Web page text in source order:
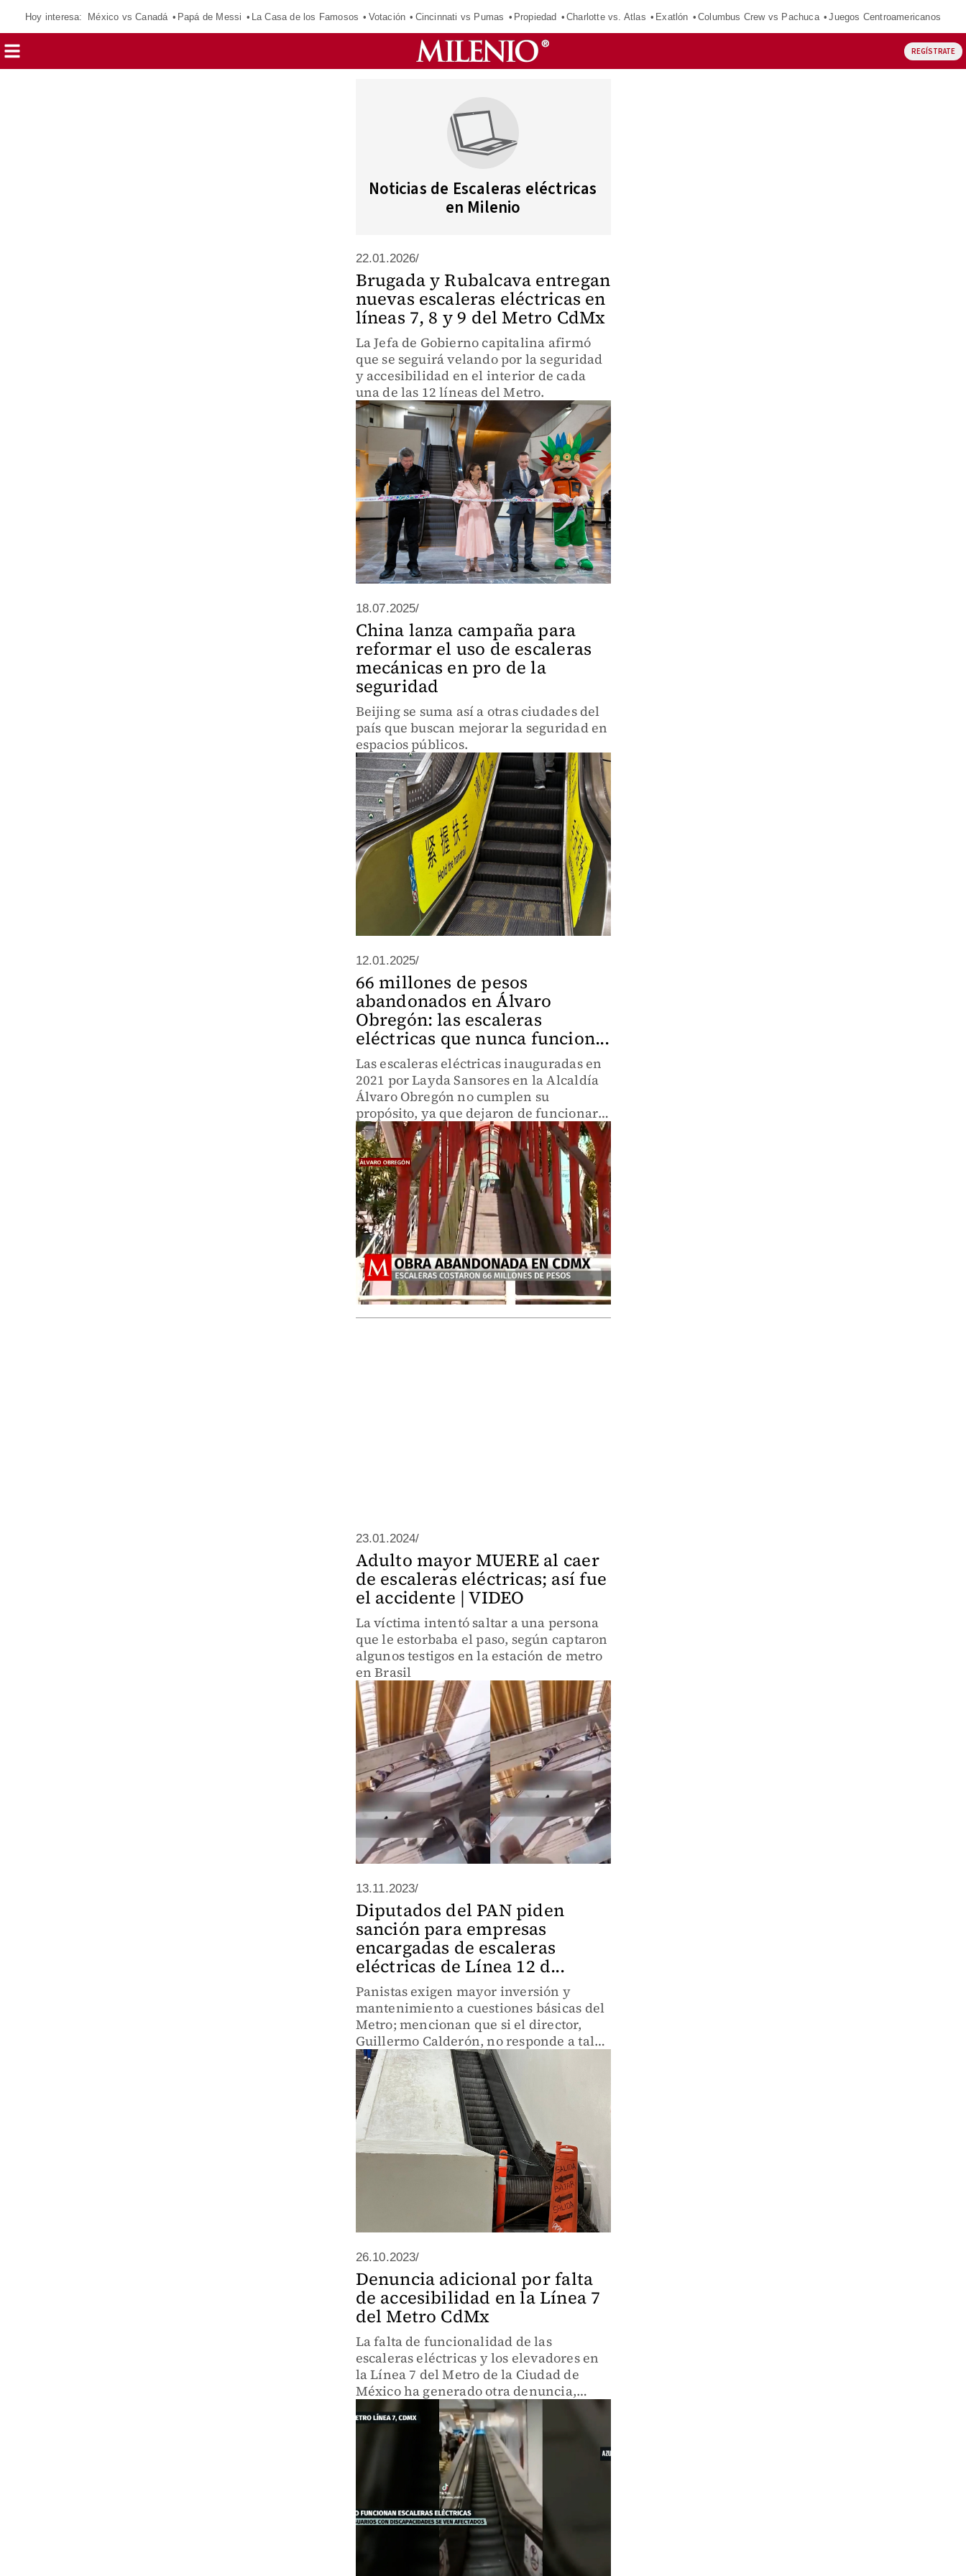
Hoy interesa: México vs Canadá Papá de Messi La Casa de los Famosos Votación Cincinnati vs Pumas Propiedad Charlotte vs. Atlas Exatlón Columbus Crew vs Pachuca Juegos Centroamericanos
REGÍSTRATE
Noticias de Escaleras eléctricas
en Milenio
22.01.2026/
Brugada y Rubalcava entregan
nuevas escaleras eléctricas en
líneas 7, 8 y 9 del Metro CdMx
La Jefa de Gobierno capitalina afirmó
que se seguirá velando por la seguridad
y accesibilidad en el interior de cada
una de las 12 líneas del Metro.
18.07.2025/
China lanza campaña para
reformar el uso de escaleras
mecánicas en pro de la
seguridad
Beijing se suma así a otras ciudades del
país que buscan mejorar la seguridad en
espacios públicos.
12.01.2025/
66 millones de pesos
abandonados en Álvaro
Obregón: las escaleras
eléctricas que nunca funcion...
Las escaleras eléctricas inauguradas en
2021 por Layda Sansores en la Alcaldía
Álvaro Obregón no cumplen su
propósito, ya que dejaron de funcionar
poco después de su instalación, con 66
millones de pesos invertidos en vano.
23.01.2024/
Adulto mayor MUERE al caer
de escaleras eléctricas; así fue
el accidente | VIDEO
La víctima intentó saltar a una persona
que le estorbaba el paso, según captaron
algunos testigos en la estación de metro
en Brasil
13.11.2023/
Diputados del PAN piden
sanción para empresas
encargadas de escaleras
eléctricas de Línea 12 d...
Panistas exigen mayor inversión y
mantenimiento a cuestiones básicas del
Metro; mencionan que si el director,
Guillermo Calderón, no responde a tales
exigencias, acudirán a su oficina para
pedir audiencia.
26.10.2023/
Denuncia adicional por falta
de accesibilidad en la Línea 7
del Metro CdMx
La falta de funcionalidad de las
escaleras eléctricas y los elevadores en
la Línea 7 del Metro de la Ciudad de
México ha generado otra denuncia,
agravando la dificultad de acceso para
personas con discapacidad.